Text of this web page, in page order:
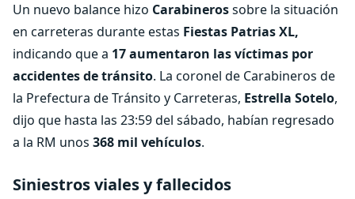
Un nuevo balance hizo Carabinerossobre la situación
en carreteras durante estas Fiestas Patrias XL,
indicando que a 17 aumentaron las víctimas por
accidentes de tránsito. La coronel de Carabineros de
la Prefectura de Tránsito y Carreteras, Estrella Sotelo,
dijo que hasta las 23:59 del sábado, habían regresado
a la RM unos 368 mil vehículos.
Siniestros viales y fallecidos